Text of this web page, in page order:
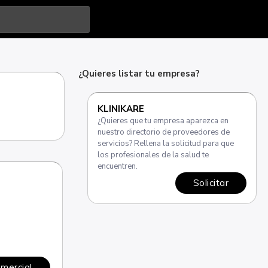
¿Quieres listar tu empresa?
KLINIKARE
¿Quieres que tu empresa aparezca en
nuestro directorio de proveedores de
servicios? Rellena la solicitud para que
los profesionales de la salud te
encuentren.
Solicitar